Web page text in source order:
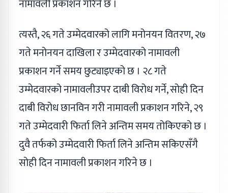
नामावली प्रकाशन गरिने छ ।
त्यस्तै, २६ गते उम्मेदवारको लागि मनोनयन वितरण, २७
गते मनोनयन दाखिला र उम्मेदवारको नामावली
प्रकाशन गर्ने समय छुट्याइएको छ । २८ गते
उम्मेदवारको नामावलीउपर दाबी विरोध गर्ने, सोही दिन
दाबी विरोध छानविन गरी नामावली प्रकाशन गरिने, २९
गते उम्मेदवारी फिर्ता लिने अन्तिम समय तोकिएको छ ।
दुवै तर्फको उम्मेदवारी फिर्ता लिने अन्तिम सकिएसँगै
सोही दिन नामावली प्रकाशन गरिने छ ।